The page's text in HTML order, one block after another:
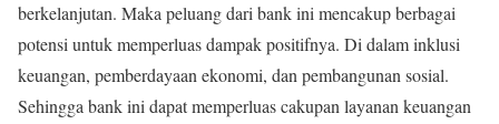
berkelanjutan. Maka peluang dari bank ini mencakup berbagai
potensi untuk memperluas dampak positifnya. Di dalam inklusi
keuangan, pemberdayaan ekonomi, dan pembangunan sosial.
Sehingga bank ini dapat memperluas cakupan layanan keuangan